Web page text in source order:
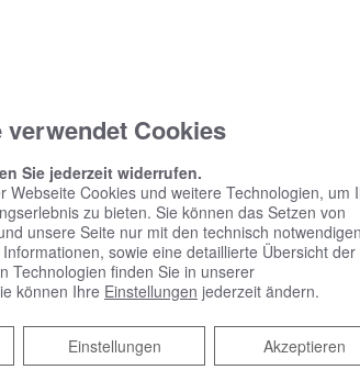
punktet
Design
benutzerfreundlicher
punktet mit reduziertem
und benutzerfreundlicher Bedienung
schön und mit vielen praktischen
>>
verwendet Cookies
Sie jederzeit widerrufen.
Webseite Cookies und weitere Technologien, um
zu bieten. Sie können das Setzen von
unsere Seite nur mit den technisch notwendigen
sowie eine detaillierte Übersicht der
Technologien finden Sie in unserer
können Ihre Einstellungen jederzeit ändern.
Akzeptieren
Einstellungen